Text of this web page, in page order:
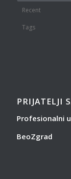
Recent
Tags
PRIJATELJI
Profesionalni
BeoZgrad